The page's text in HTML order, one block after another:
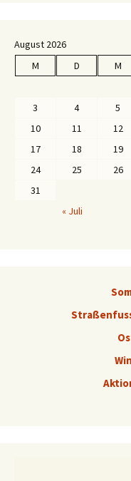
August 2026
M
D M
3
4 5
10
11 12
17
18 19
24
25 26
31
« Juli